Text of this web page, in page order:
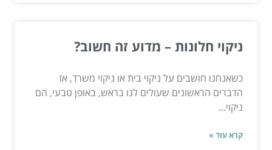
ניקוי חלונות – מדוע זה חשוב?
כשאנחנו חושבים על ניקוי בית או ניקוי משרד, אז
הדברים הראשונים שעולים לנו בראש, באופן טבעי, הם
ניקוי...
קרא עוד »